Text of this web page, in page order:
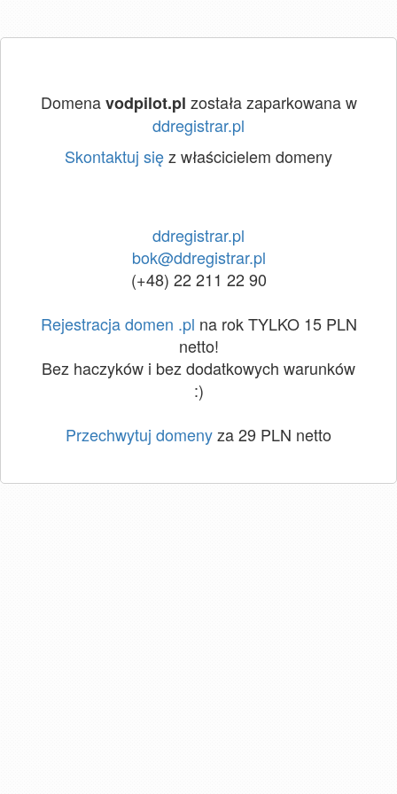
Domenavodpilot.pl została zaparkowana w
ddregistrar.pl
Skontaktuj sięz właścicielem domeny
ddregistrar.pl
bok@ddregistrar.pl
(+48) 22 211 22 90
Rejestracja domen .pl na rok TYLKO 15 PLN
netto!
Bez haczyków i bez dodatkowych warunków
:)
Przechwytuj domenyza 29 PLN netto